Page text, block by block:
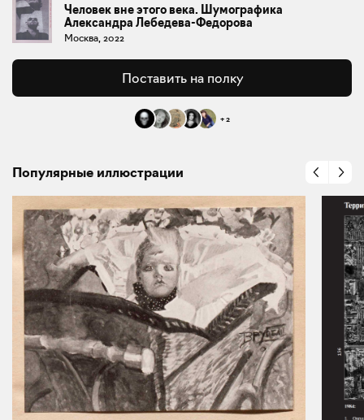
Человек вне этого века. Шумографика
Александра Лебедева-Федорова
Москва, 2022
Поставить на полку
+2
Популярные иллюстрации